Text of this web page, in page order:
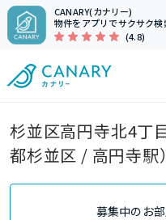
CANARY(カナリー)
物件をアプリでサクサク検
(4.8)
杉並区高円寺北4丁
都杉並区 / 高円寺駅
募集中のお